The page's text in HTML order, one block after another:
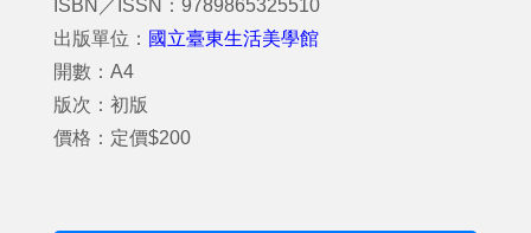
ISBN／ISSN：9789865325510
出版單位： 國立臺東生活美學館
開數：A4
版次：初版
價格：定價$200